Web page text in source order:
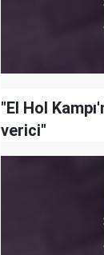
"El Hol
verici"